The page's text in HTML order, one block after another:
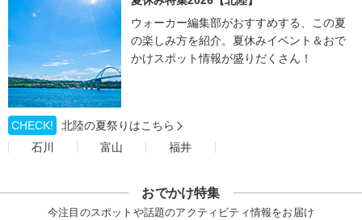
ウォーカー編集部がおすすめする、この夏
の楽しみ方を紹介。夏休みイベント＆おで
かけスポット情報が盛りだくさん！
CHECK!
北陸の夏祭りはこちら
石川
富山 福井
おでかけ特集
今注目のスポットや話題のアクティビティ情報をお届け